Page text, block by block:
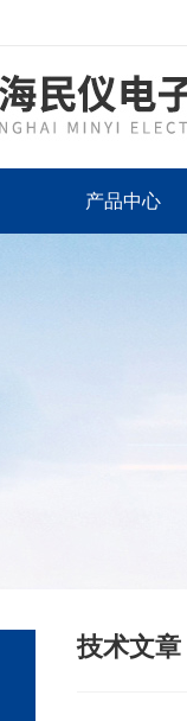
产品中心
技术文章